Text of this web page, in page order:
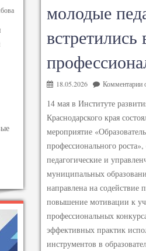
молодые
встретились
18.05.2026 Комментарии
14 мая в Институте
Краснодарского края
мероприятие
профессионального
педагогические и
муниципальных
направлена на содействие
повышение мотивации к
профессиональных
эффективных практик
инструментов в